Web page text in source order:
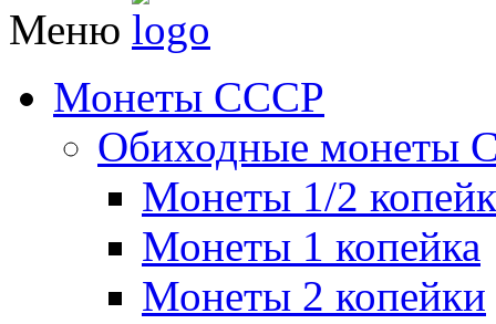
Меню
Монеты СССР
Обиходные монеты
Монеты 1/2
Монеты 1 копейка
Монеты 2 копейки